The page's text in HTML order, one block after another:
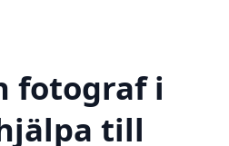
fotograf i
till